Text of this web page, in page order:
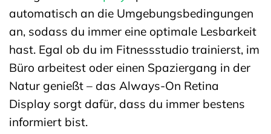
automatisch an die Umgebungsbedingungen
an, sodass du immer eine optimale Lesbarkeit
hast. Egal ob du im Fitnessstudio trainierst, im
Büro arbeitest oder einen Spaziergang in der
Natur genießt – das Always-On Retina
Display sorgt dafür, dass du immer bestens
informiert bist.